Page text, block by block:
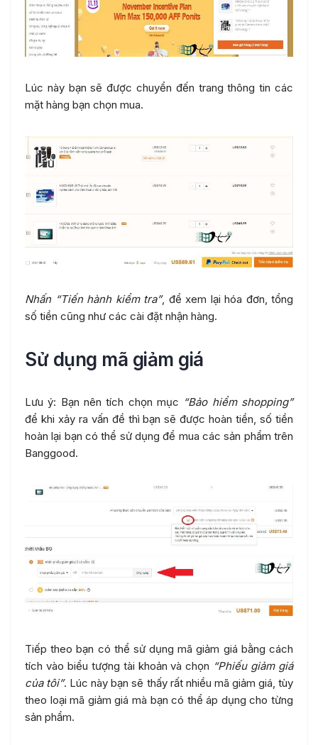
Lúc này bạn sẽ được chuyển đến trang thông tin các
mặt hàng bạn chọn mua.
Nhấn “Tiến hành kiểm tra”, để xem lại hóa đơn, tổng
số tiền cũng như các cài đặt nhận hàng.
Sử dụng mã giảm giá
Lưu ý: Bạn nên tích chọn mục “Bảo hiểm shopping”
để khi xảy ra vấn đề thì bạn sẽ được hoàn tiền, số tiền
hoàn lại bạn có thể sử dụng để mua các sản phẩm trên
Banggood.
Tiếp theo bạn có thể sử dụng mã giảm giá bằng cách
tích vào biểu tượng tài khoản và chọn “Phiếu giảm giá
của tôi”. Lúc này bạn sẽ thấy rất nhiều mã giảm giá, tùy
theo loại mã giảm giá mà bạn có thể áp dụng cho từng
sản phẩm.